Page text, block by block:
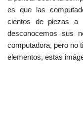
es que las
cientos de piezas a
desconocemos sus
computadora, pero no
elementos, estas